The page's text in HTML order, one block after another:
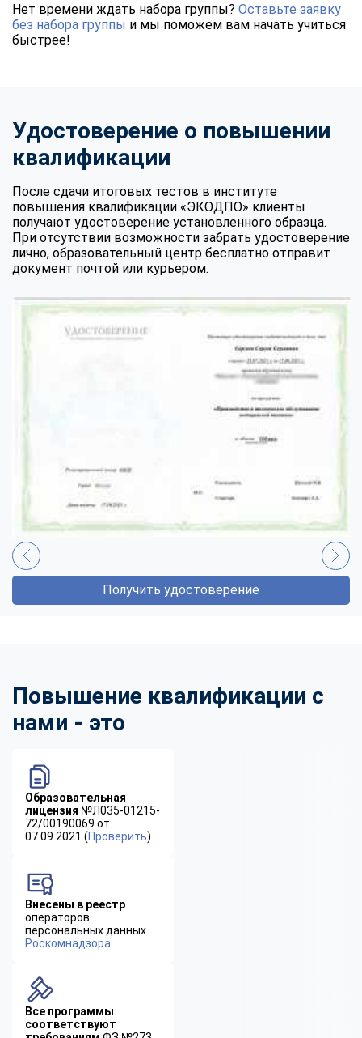
Нет времени ждать набора группы? Оставьте заявку
без набора группы и мы поможем вам начать учиться
быстрее!
Удостоверение о повышении
квалификации
После сдачи итоговых тестов в институте
повышения квалификации «ЭКОДПО» клиенты
получают удостоверение установленного образца.
При отсутствии возможности забрать удостоверение
лично, образовательный центр бесплатно отправит
документ почтой или курьером.
Получить удостоверение
Повышение квалификации с
нами - это
Образовательная
лицензия №Л035-01215-
72/00190069 от
07.09.2021 (Проверить)
Внесены в реестр
операторов
персональных данных
Роскомнадзора
Все программы
соответствуют